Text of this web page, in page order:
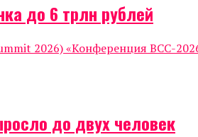
до 6 трлн рублей
2026) «Конференция ВСС-
до двух человек